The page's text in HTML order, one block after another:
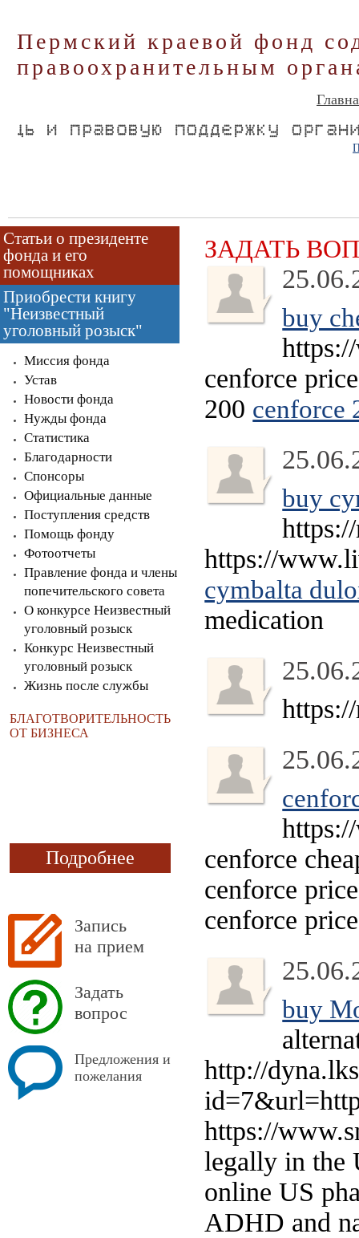
Пермский краевой фонд
правоохранительным
Статьи о президенте
фонда и его
помощниках
Приобрести книгу
"Неизвестный
уголовный розыск"
Миссия фонда
Устав
Новости фонда
Нужды фонда
Статистика
Благодарности
Спонсоры
Официальные данные
Поступления средств
Помощь фонду
Фотоотчеты
Правление фонда и члены
попечительского совета
О конкурсе Неизвестный
уголовный розыск
Конкурс Неизвестный
уголовный розыск
Жизнь после службы
БЛАГОТВОРИТЕЛЬНОСТЬ
ОТ БИЗНЕСА
Подробнее
Запись
на прием
Задать
вопрос
Предложения и
пожелания
ЗАДАТЬ
buy
cenforce
200 cenforce
buy
https://
cymbalta
medication
cenforce
cenforce
cenforce price
buy
http://
https://
legally in the
online US
ADHD and